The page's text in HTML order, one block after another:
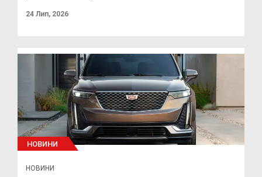
24 Лип, 2026
НОВИНИ
НОВИНИ